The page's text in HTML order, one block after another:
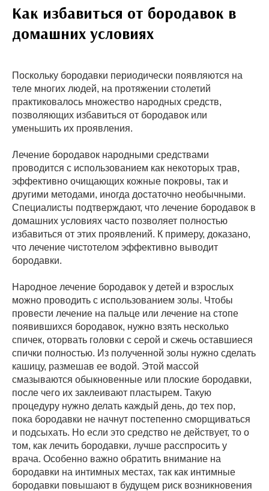
Как избавиться от бородавок в
домашних условиях
Поскольку бородавки периодически появляются на
теле многих людей, на протяжении столетий
практиковалось множество народных средств,
позволяющих избавиться от бородавок или
уменьшить их проявления.
Лечение бородавок народными средствами
проводится с использованием как некоторых трав,
эффективно очищающих кожные покровы, так и
другими методами, иногда достаточно необычными.
Специалисты подтверждают, что лечение бородавок в
домашних условиях часто позволяет полностью
избавиться от этих проявлений. К примеру, доказано,
что лечение чистотелом эффективно выводит
бородавки.
Народное лечение бородавок у детей и взрослых
можно проводить с использованием золы. Чтобы
провести лечение на пальце или лечение на стопе
появившихся бородавок, нужно взять несколько
спичек, оторвать головки с серой и сжечь оставшиеся
спички полностью. Из полученной золы нужно сделать
кашицу, размешав ее водой. Этой массой
смазываются обыкновенные или плоские бородавки,
после чего их заклеивают пластырем. Такую
процедуру нужно делать каждый день, до тех пор,
пока бородавки не начнут постепенно сморщиваться
и подсыхать. Но если это средство не действует, то о
том, как лечить бородавки, лучше расспросить у
врача. Особенно важно обратить внимание на
бородавки на интимных местах, так как интимные
бородавки повышают в будущем риск возникновения